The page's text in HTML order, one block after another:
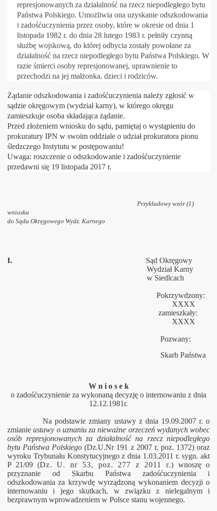
represjonowanych za działalność na rzecz niepodległego bytu
Państwa Polskiego. Umożliwia ona uzyskanie odszkodowania
i zadośćuczynienia przez osoby, które w okresie od dnia 1
listopada 1982 r. do dnia 28 lutego 1983 r. pełniły czynną
służbę wojskową, do której odbycia zostały powołane za
działalność na rzecz niepodległego bytu Państwa Polskiego. W
razie śmierci osoby represjonowanej, uprawnienie to
przechodzi na jej małżonka, dzieci i rodziców.
Żądanie odszkodowania i zadośćuczynienia należy zgłosić w
sądzie okręgowym (wydział karny), w którego okręgu
zamieszkuje osoba składająca żądanie.
Przed złożeniem wniosku do sądu, pamiętaj o wystąpieniu do
prokuratury IPN w swoim oddziale o udział prokuratora pionu
śledzczego Instytutu w postępowaniu!
Uwaga: roszczenie o odszkodowanie i zadośćuczynienie
przedawni się 19 listopada 2017 r.
Przykładowy wzór (1)
wniosku
do Sądu Okręgowego Wydz. Karnego
I.
Sąd Okręgowy
Wydział Karny
w Siedlcach
Pokrzywdzony:
XXXX
zamieszkały:
XXXX
Pozwany:
Skarb Państwa
W n i o s e k
o zadośćuczynienie za wykonaną decyzję o internowaniu z dnia
12.12.1981r.
Na podstawie zmiany ustawy z dnia 19.09.2007 r. o
zmianieustawy o uznaniu za nieważne orzeczeń wydanych wobec
osób represjonowanych za działalność na rzecz niepodległego
bytu Państwa Polskiego (Dz.U.Nr 191 z 2007 r, poz. 1372) oraz
wyroku Trybunału Konstytucyjnego z dnia 1.03.2011 r. sygn. akt
P 21/09 (Dz. U. nr 53, poz. 277 z 2011 r.)wnoszę o
przyznanie od Skarbu Państwa zadośćuczynienia i
odszkodowania za krzywdę wyrządzoną wykonaniem decyzji o
internowaniu i jego skutkach, w związku z nielegalnym i
bezprawnym wprowadzeniem w Polsce stanu wojennego.
i Janusza Olewińskiego